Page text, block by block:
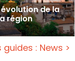
de la
région
guides : News >